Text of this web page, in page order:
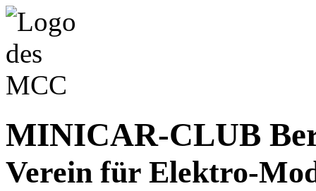
MINICAR-CLUB
Verein für Elektro-